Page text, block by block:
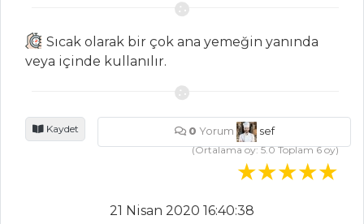
Çorbalar Tüm
Tarifleri
Üç Renkli Baton
Salatası
Sıcak olarak bir çok ana yemeğin yanında
veya içinde kullanılır.
Kaydet 0 Yorum
sef
(Ortalama oy:5.0Toplam6oy)
21 Nisan 2020 16:40:38